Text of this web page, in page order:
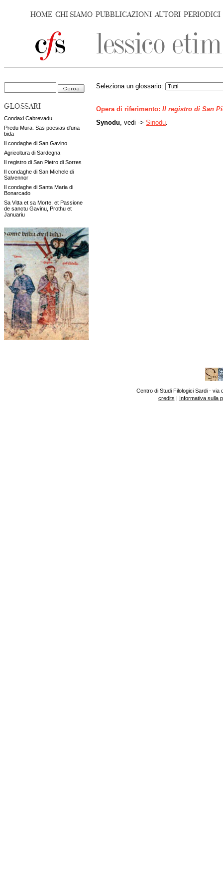
HOME CHI SIAMO PUBBLICAZIONI AUTORI PERIODICI
GLOSSARI
Condaxi Cabrevadu
Predu Mura. Sas poesias d'una
bida
Il condaghe di San Gavino
Agricoltura di Sardegna
Il registro di San Pietro di Sorres
Il condaghe di San Michele di
Salvennor
Il condaghe di Santa Maria di
Bonarcado
Sa Vitta et sa Morte, et Passione
de sanctu Gavinu, Prothu et
Januariu
Seleziona un glossario:
Opera di riferimento: Il registro di San
Synodu , vedi -> Sinodu
Centro di Studi Filologici Sardi - via
credits | Informativa sulla